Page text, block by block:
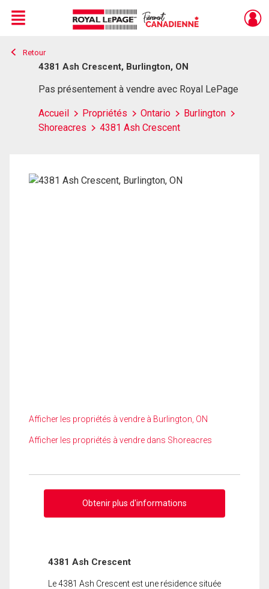
Live
En Direct
Menu
Retour
4381 Ash Crescent, Burlington, ON
Pas présentement à vendre avec Royal LePage
Accueil Propriétés Ontario
Burlington
Shoreacres
4381 Ash Crescent
Afficher les propriétés à vendre à Burlington, ON
Afficher les propriétés à vendre dans Shoreacres
Obtenir plus d'informations
4381 Ash Crescent
Le 4381 Ash Crescent est une résidence située